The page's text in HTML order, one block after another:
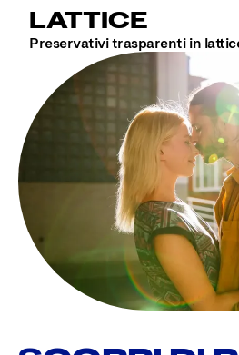
LATTICE
Preservativi trasparenti in